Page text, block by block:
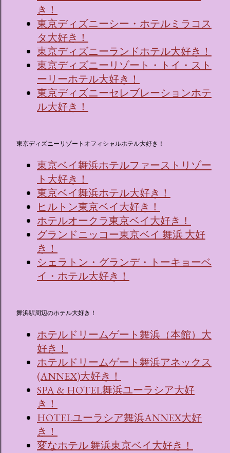
き！
東京ディズニーシー・ホテルミラコス
タ大好き！
東京ディズニーランドホテル大好き！
東京ディズニーリゾート・トイ・スト
ーリーホテル大好き！
東京ディズニーセレブレーションホテ
ル大好き！
東京ディズニーリゾートオフィシャルホテル大好き！
東京ベイ舞浜ホテルファーストリゾー
ト大好き！
東京ベイ舞浜ホテル大好き！
ヒルトン東京ベイ大好き！
ホテルオークラ東京ベイ大好き！
グランドニッコー東京ベイ 舞浜 大好
き！
シェラトン・グランデ・トーキョーベ
イ・ホテル大好き！
舞浜駅周辺のホテル大好き！
ホテルドリームゲート舞浜（本館）大
好き！
ホテルドリームゲート舞浜アネックス
(ANNEX)大好き！
SPA & HOTEL舞浜ユーラシア大好
き！
HOTELユーラシア舞浜ANNEX大好
き！
変なホテル 舞浜東京ベイ大好き！